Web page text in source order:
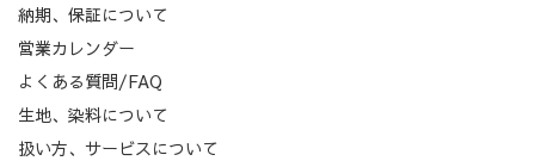
納期、保証について
営業カレンダー
よくある質問/FAQ
生地、染料について
扱い方、サービスについて